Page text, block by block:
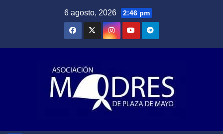
6 agosto, 2026 2:46 pm